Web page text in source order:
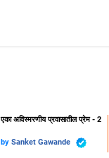
एका अविस्मरणीय प्रवासातील प्रेम - 2
by Sanket Gawande